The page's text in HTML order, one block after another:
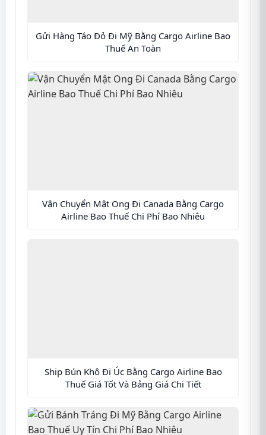
Gửi Hàng Táo Đỏ Đi Mỹ Bằng Cargo Airline Bao
Thuế An Toàn
Vận Chuyển Mật Ong Đi Canada Bằng Cargo
Airline Bao Thuế Chi Phí Bao Nhiêu
Ship Bún Khô Đi Úc Bằng Cargo Airline Bao
Thuế Giá Tốt Và Bảng Giá Chi Tiết